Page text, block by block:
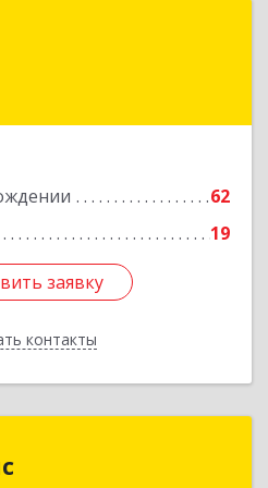
62
19
заявку
контакты
Глазов г, Сибирская
заявку
Назад